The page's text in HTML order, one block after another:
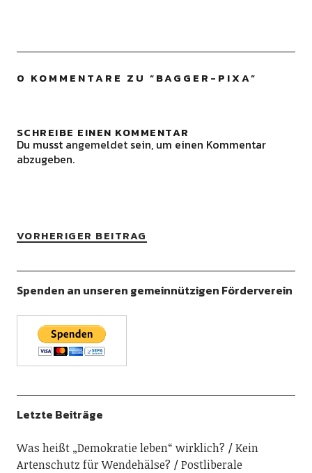
0 KOMMENTARE ZU “BAGGER-PIXA”
SCHREIBE EINEN KOMMENTAR
Du musst angemeldetsein, um einen Kommentar
abzugeben.
VORHERIGER BEITRAG
Spenden an unseren gemeinnützigen Förderverein
Letzte Beiträge
Was heißt „Demokratie leben“ wirklich?
Kein
Artenschutz für Wendehälse?
Postliberale